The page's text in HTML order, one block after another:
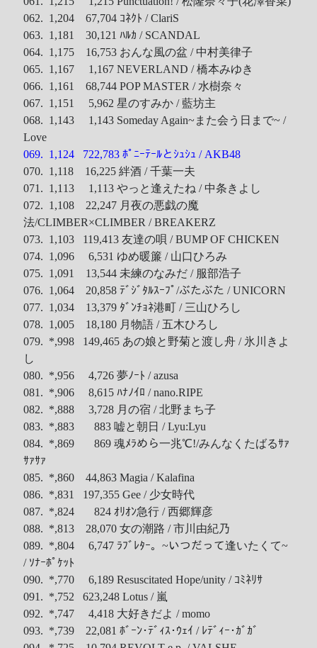
062. 1,204 67,704 ｺﾈｸﾄ / ClariS
063. 1,181 30,121 ﾊﾙｶ / SCANDAL
064. 1,175 16,753 おんな風の盆 / 中村美律子
065. 1,167 1,167 NEVERLAND / 橋本みゆき
066. 1,161 68,744 POP MASTER / 水樹奈々
067. 1,151 5,962 星のすみか / 藍坊主
068. 1,143 1,143 Someday Again~また会う日まで~ /
Love
069. 1,124 722,783 ﾎﾟﾆｰﾃｰﾙとｼｭｼｭ / AKB48
070. 1,118 16,225 絆酒 / 千葉一夫
071. 1,113 1,113 やっと逢えたね / 中条きよし
072. 1,108 22,247 月夜の悪戯の魔
法/CLIMBER×CLIMBER / BREAKERZ
073. 1,103 119,413 友達の唄 / BUMP OF CHICKEN
074. 1,096 6,531 ゆめ暖簾 / 山口ひろみ
075. 1,091 13,544 未練のなみだ / 服部浩子
076. 1,064 20,858 ﾃﾞｼﾞﾀﾙｽｰﾌﾟ/ぶたぶた / UNICORN
077. 1,034 13,379 ﾀﾞﾝﾁｮﾈ港町 / 三山ひろし
078. 1,005 18,180 月物語 / 五木ひろし
079. *,998 149,465 あの娘と野菊と渡し舟 / 氷川きよ
し
080. *,956 4,726 夢ﾉｰﾄ / azusa
081. *,906 8,615 ﾊﾅﾉｲﾛ / nano.RIPE
082. *,888 3,728 月の宿 / 北野まち子
083. *,883 883 嘘と朝日 / Lyu:Lyu
084. *,869 869 魂ﾒﾗめら一兆℃!/みんなくたばるｻｧ
ｻｧｻｧ
085. *,860 44,863 Magia / Kalafina
086. *,831 197,355 Gee / 少女時代
087. *,824 824 ｵﾘｵﾝ急行 / 西郷輝彦
088. *,813 28,070 女の潮路 / 市川由紀乃
089. *,804 6,747 ﾗﾌﾞﾚﾀｰ。~いつだって逢いたくて~
/ ｿﾅｰﾎﾟｹｯﾄ
090. *,770 6,189 Resuscitated Hope/unity / ｺﾐﾈﾘｻ
091. *,752 623,248 Lotus / 嵐
092. *,747 4,418 大好きだよ / momo
093. *,739 22,081 ﾎﾞｰﾝ･ﾃﾞｨｽ･ｳｪｲ / ﾚﾃﾞｨｰ･ｶﾞｶﾞ